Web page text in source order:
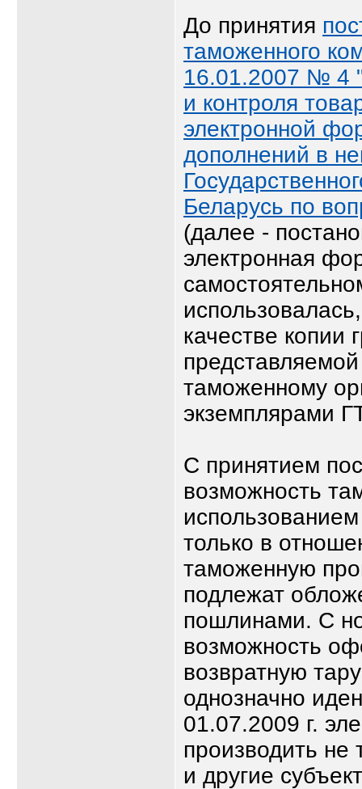
До принятия
таможенного
16.01.2007 № 4
и контроля
электронной
дополнений в
Беларусь по
(далее -
электронная
качестве копии
таможенному
экземплярами
С принятием
возможность
только в
таможенную
подлежат
пошлинами. С
возможность
возвратную
однозначно
01.07.2009 г.
производить не
и другие